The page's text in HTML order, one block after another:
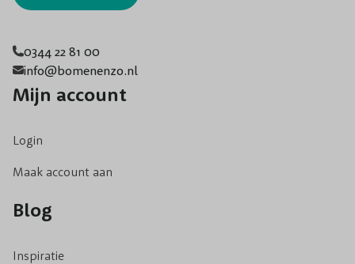
0344 22 81 00
info@bomenenzo.nl
Mijn account
Login
Maak account aan
Blog
Inspiratie